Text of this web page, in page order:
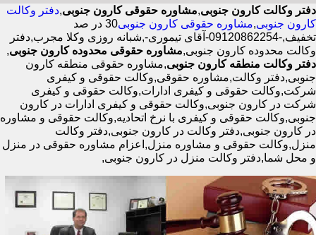
دفتر وکالت کارون جنوبی,مشاوره حقوقی کارون جنوبی,دفتر وکالت
کارون جنوبی,مشاوره حقوقی کارون جنوبی
30 در صد
تخفیف,-09120862254-آقای تیموری-,شبانه روزی وکلا مجرب,دفتر
وکالت محدوده کارون جنوبی,مشاوره حقوقی محدوده کارون جنوبی,
دفتر وکالت منطقه کارون جنوبی,مشاوره حقوقی منطقه کارون
جنوبی,دفتر وکالت,مشاوره حقوقی,وکالت حقوقی و کیفری
شرکت,وکالت حقوقی و کیفری ادارات,وکالت حقوقی و کیفری
شرکت در کارون جنوبی,وکالت حقوقی و کیفری ادارات در کارون
جنوبی,وکالت حقوقی و کیفری با نرخ اتحادیه,وکالت حقوقی و مشاوره
در کارون جنوبی,دفتر وکالت در کارون جنوبی,دفتر وکالت
منزل,وکالت حقوقی و مشاوره منزل,اعزام مشاوره حقوقی در منزل
و محل شما,دفتر وکالت منزل در کارون جنوبی,